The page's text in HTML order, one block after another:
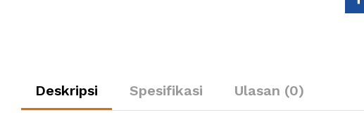
Deskripsi Spesifikasi Ulasan (0)